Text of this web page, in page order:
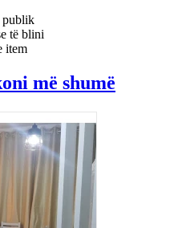
publik
të blini
item
më shumë